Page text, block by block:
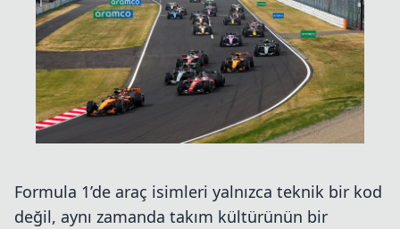
Formula 1’de araç isimleri yalnızca teknik bir kod
değil, aynı zamanda takım kültürünün bir